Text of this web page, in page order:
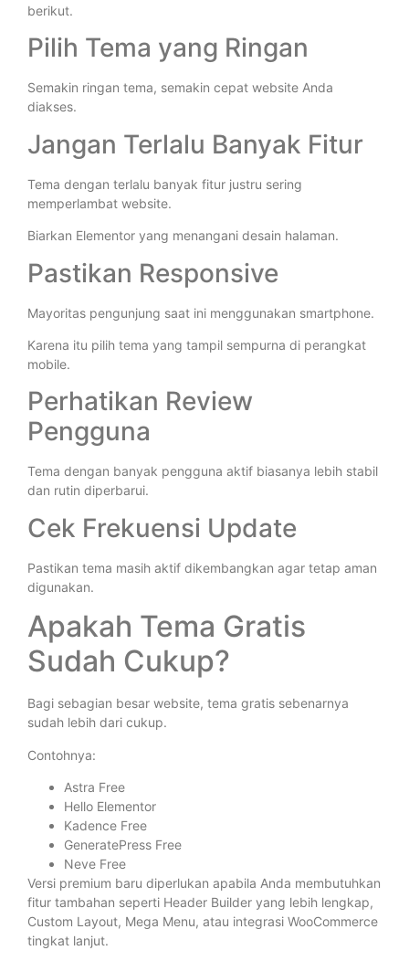
berikut.
Pilih Tema yang Ringan
Semakin ringan tema, semakin cepat website Anda
diakses.
Jangan Terlalu Banyak Fitur
Tema dengan terlalu banyak fitur justru sering
memperlambat website.
Biarkan Elementor yang menangani desain halaman.
Pastikan Responsive
Mayoritas pengunjung saat ini menggunakan smartphone.
Karena itu pilih tema yang tampil sempurna di perangkat
mobile.
Perhatikan Review
Pengguna
Tema dengan banyak pengguna aktif biasanya lebih stabil
dan rutin diperbarui.
Cek Frekuensi Update
Pastikan tema masih aktif dikembangkan agar tetap aman
digunakan.
Apakah Tema Gratis
Sudah Cukup?
Bagi sebagian besar website, tema gratis sebenarnya
sudah lebih dari cukup.
Contohnya:
Astra Free
Hello Elementor
Kadence Free
GeneratePress Free
Neve Free
Versi premium baru diperlukan apabila Anda membutuhkan
fitur tambahan seperti Header Builder yang lebih lengkap,
Custom Layout, Mega Menu, atau integrasi WooCommerce
tingkat lanjut.